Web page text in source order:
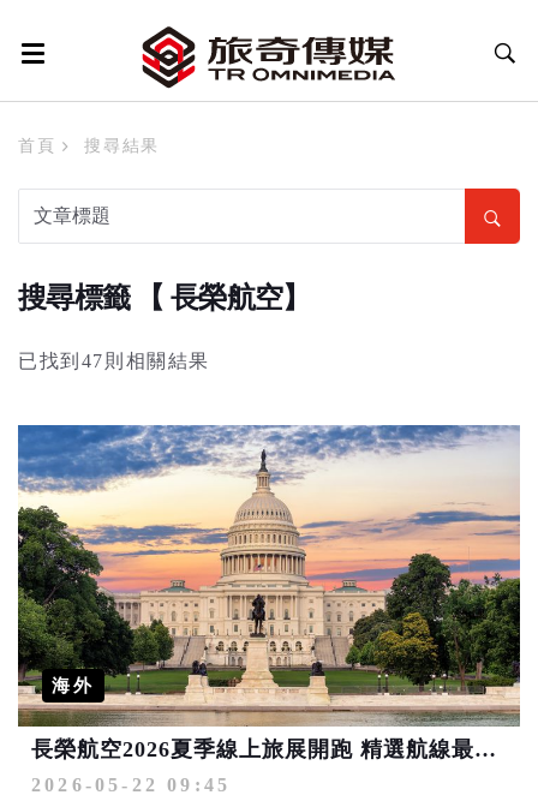
首頁 搜尋結果
搜尋標籤 【 長榮航空】
已找到47則相關結果
海外
長榮航空2026夏季線上旅展開跑 精選航線最低3,073元起
2026-05-22 09:45